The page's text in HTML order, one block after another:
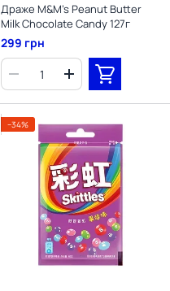
Драже M&M's Peanut Butter
Milk Chocolate Candy 127г
299 грн
−34%